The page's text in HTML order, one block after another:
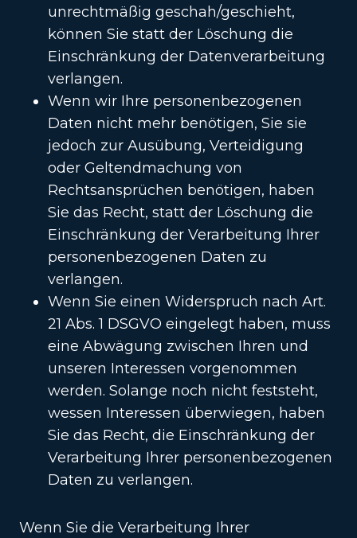
unrechtmäßig geschah/geschieht,
können Sie statt der Löschung die
Einschränkung der Datenverarbeitung
verlangen.
Wenn wir Ihre personenbezogenen
Daten nicht mehr benötigen, Sie sie
jedoch zur Ausübung, Verteidigung
oder Geltendmachung von
Rechtsansprüchen benötigen, haben
Sie das Recht, statt der Löschung die
Einschränkung der Verarbeitung Ihrer
personenbezogenen Daten zu
verlangen.
Wenn Sie einen Widerspruch nach Art.
21 Abs. 1 DSGVO eingelegt haben, muss
eine Abwägung zwischen Ihren und
unseren Interessen vorgenommen
werden. Solange noch nicht feststeht,
wessen Interessen überwiegen, haben
Sie das Recht, die Einschränkung der
Verarbeitung Ihrer personenbezogenen
Daten zu verlangen.
Wenn Sie die Verarbeitung Ihrer